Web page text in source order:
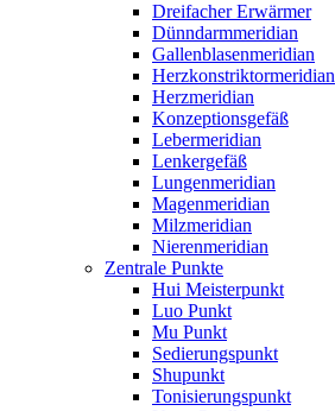
Dreifacher Erwärmer
Dünndarmmeridian
Gallenblasenmeridian
Herzkonstriktormeridian
Herzmeridian
Konzeptionsgefäß
Lebermeridian
Lenkergefäß
Lungenmeridian
Magenmeridian
Milzmeridian
Nierenmeridian
Zentrale Punkte
Hui Meisterpunkt
Luo Punkt
Mu Punkt
Sedierungspunkt
Shupunkt
Tonisierungspunkt